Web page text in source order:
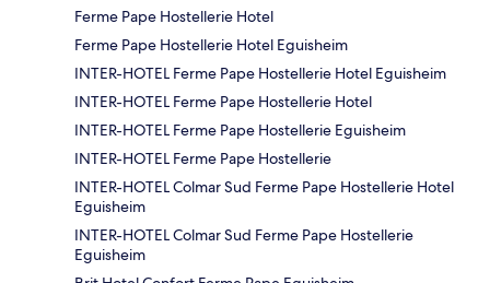
Ferme Pape Hostellerie Hotel
Ferme Pape Hostellerie Hotel Eguisheim
INTER-HOTEL Ferme Pape Hostellerie Hotel Eguisheim
INTER-HOTEL Ferme Pape Hostellerie Hotel
INTER-HOTEL Ferme Pape Hostellerie Eguisheim
INTER-HOTEL Ferme Pape Hostellerie
INTER-HOTEL Colmar Sud Ferme Pape Hostellerie Hotel
Eguisheim
INTER-HOTEL Colmar Sud Ferme Pape Hostellerie
Eguisheim